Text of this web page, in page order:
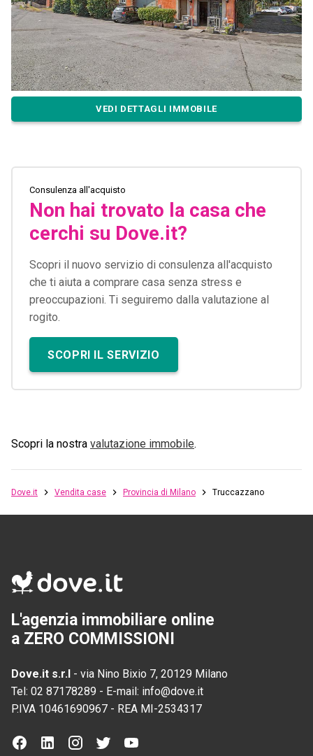
VEDI DETTAGLI IMMOBILE
Consulenza all'acquisto
Non hai trovato la casa che
cerchi su Dove.it?
Scopri il nuovo servizio di consulenza all'acquisto
che ti aiuta a comprare casa senza stress e
preoccupazioni. Ti seguiremo dalla valutazione al
rogito.
SCOPRI IL SERVIZIO
Scopri la nostra valutazione immobile.
Dove.it Vendita case Provincia di Milano Truccazzano
L'agenzia immobiliare online
a ZERO COMMISSIONI
Dove.it s.r.l - via Nino Bixio 7, 20129 Milano
Tel: 02 87178289 - E-mail: info@dove.it
P.IVA 10461690967 - REA MI-2534317